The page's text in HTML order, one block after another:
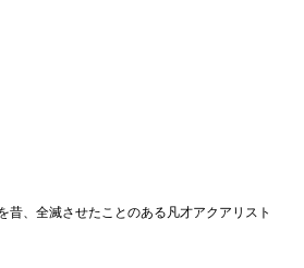
昔、全滅させたことのある凡才アクアリスト